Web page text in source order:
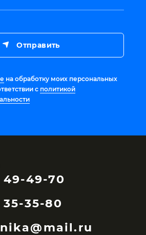
на обработку моих персональных
с политикой
Отправить
49-49-70
35-35-80